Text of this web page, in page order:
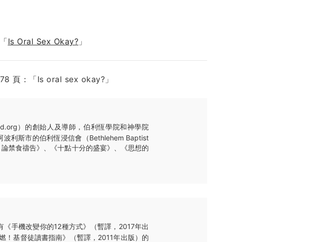
Is Oral Sex Okay? 」
頁：「Is oral sex okay?」
）的創始人及導師，伯利恆學院和神學院
波利斯市的伯利恆浸信會（Bethlehem Baptist
禁食禱告》、《十點十分的盛宴》、《思想的
《手機改變你的12種方式》（暫譯，2017年出
！基督徒讀書指南》（暫譯，2011年出版）的